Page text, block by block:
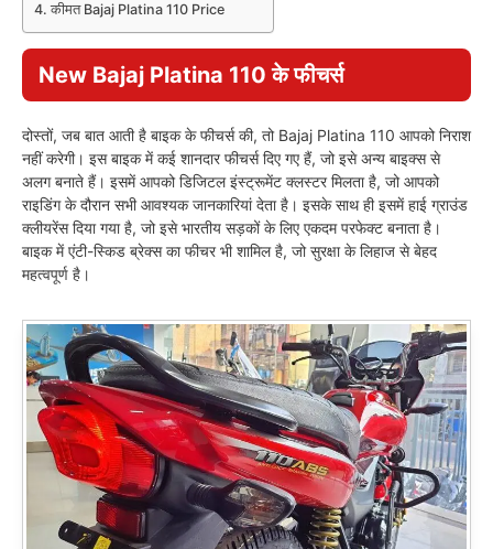
कीमत Bajaj Platina 110 Price
New Bajaj Platina 110 के फीचर्स
दोस्तों, जब बात आती है बाइक के फीचर्स की, तो Bajaj Platina 110 आपको निराश
नहीं करेगी। इस बाइक में कई शानदार फीचर्स दिए गए हैं, जो इसे अन्य बाइक्स से
अलग बनाते हैं। इसमें आपको डिजिटल इंस्ट्रूमेंट क्लस्टर मिलता है, जो आपको
राइडिंग के दौरान सभी आवश्यक जानकारियां देता है। इसके साथ ही इसमें हाई ग्राउंड
क्लीयरेंस दिया गया है, जो इसे भारतीय सड़कों के लिए एकदम परफेक्ट बनाता है।
बाइक में एंटी-स्किड ब्रेक्स का फीचर भी शामिल है, जो सुरक्षा के लिहाज से बेहद
महत्वपूर्ण है।